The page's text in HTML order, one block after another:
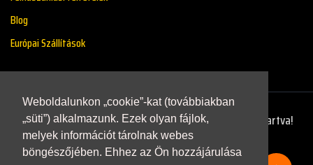
Weboldalunkon „cookie”-kat (továbbiakban
„süti”) alkalmazunk. Ezek olyan fájlok,
melyek információt tárolnak webes
böngészőjében. Ehhez az Ön hozzájárulása
Blog
Európai Szállítások
Copyright © 2021 - Renaultstore.hu - Minden Jog Fenntartva!